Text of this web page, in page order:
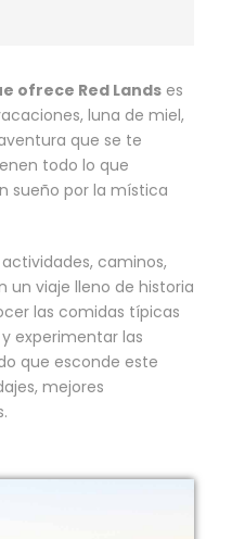
ofrece Red Lands es
luna de miel,
que se te
todo lo que
sueño por la mística
caminos,
un viaje lleno de historia
las comidas típicas
experimentar las
que esconde este
mejores